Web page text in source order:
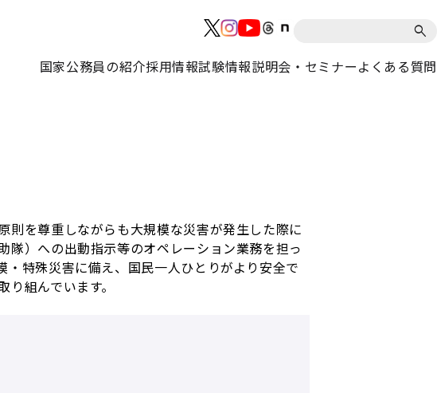
国家公務員の紹介採用情報試験情報説明会・セミナーよくある質問
則を尊重しながらも大規模な災害が発生した際に
）への出動指示等のオペレーション業務を担っ
特殊災害に備え、国民一人ひとりがより安全で
組んでいます。